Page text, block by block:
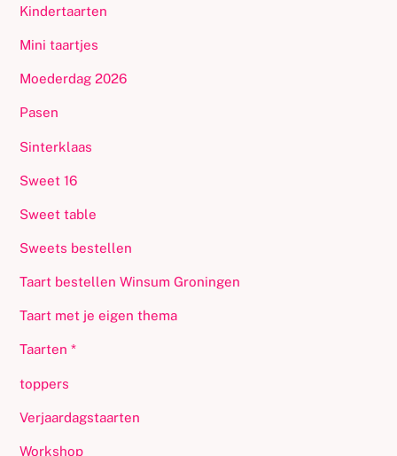
Kindertaarten
Mini taartjes
Moederdag 2026
Pasen
Sinterklaas
Sweet 16
Sweet table
Sweets bestellen
Taart bestellen Winsum Groningen
Taart met je eigen thema
Taarten *
toppers
Verjaardagstaarten
Workshop